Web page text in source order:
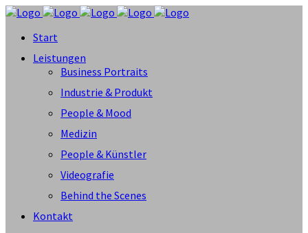
Start
Leistungen
Business Portraits
Industrie & Produkt
People & Mood
Medizin
People & Künstler
Videografie
Behind the Scenes
Kontakt